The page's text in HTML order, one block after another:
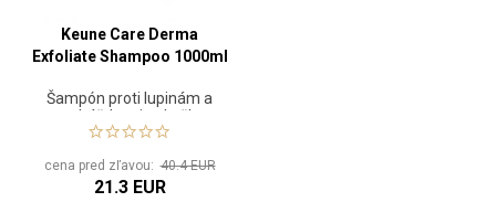
Keune Care Derma
Exfoliate Shampoo 1000ml
Šampón proti lupinám a
podráždenej pokožke
cena pred zľavou:40.4 EUR
21.3 EUR